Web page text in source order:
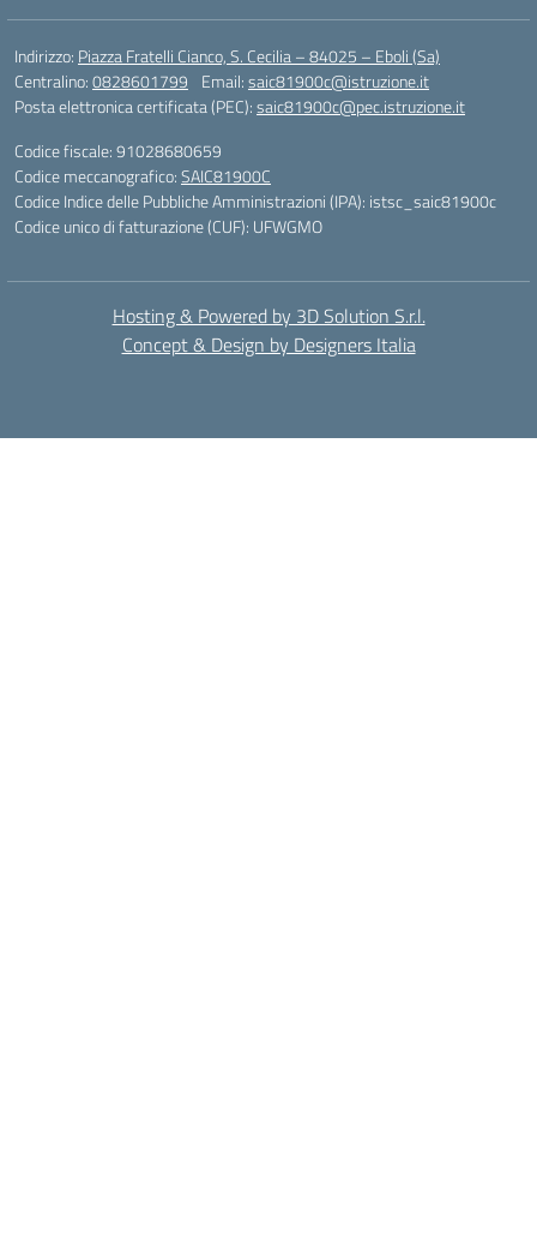
Indirizzo: Piazza Fratelli Cianco, S. Cecilia – 84025 – Eboli (Sa)
Centralino:0828601799 Email:saic81900c@istruzione.it
Posta elettronica certificata (PEC):saic81900c@pec.istruzione.it
Codice fiscale: 91028680659
Codice meccanografico:SAIC81900C
Codice Indice delle Pubbliche Amministrazioni (IPA): istsc_saic81900c
Codice unico di fatturazione (CUF): UFWGMO
Hosting & Powered by 3D Solution S.r.l.
Concept & Design by Designers Italia